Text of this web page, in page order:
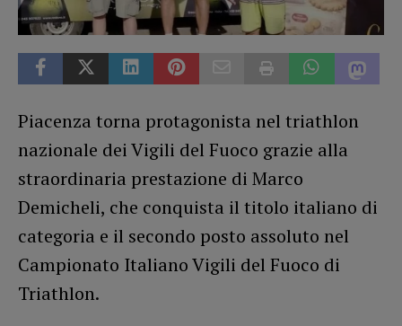
Piacenza torna protagonista nel triathlon
nazionale dei Vigili del Fuoco grazie alla
straordinaria prestazione di Marco
Demicheli, che conquista il titolo italiano di
categoria e il secondo posto assoluto nel
Campionato Italiano Vigili del Fuoco di
Triathlon.